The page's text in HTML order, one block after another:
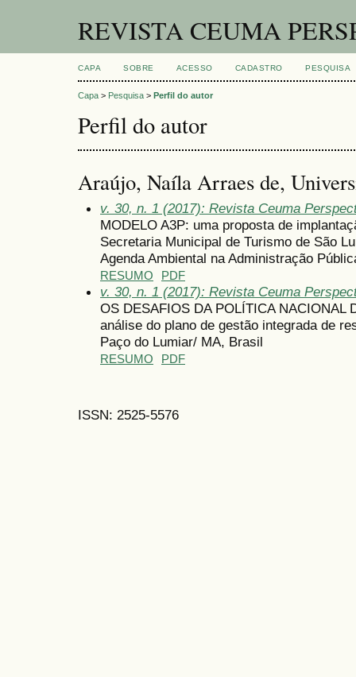
REVISTA CEUMA
CAPA SOBRE ACESSO CADASTRO PESQUISA
Capa > Pesquisa > Perfil do autor
Perfil do autor
Araújo, Naíla Arraes de,
v. 30, n. 1 (2017): Revista Ceuma
MODELO A3P: uma proposta de
Secretaria Municipal de Turismo de São
Agenda Ambiental na Administração
RESUMO PDF
v. 30, n. 1 (2017): Revista Ceuma
OS DESAFIOS DA POLÍTICA NACIONAL
análise do plano de gestão integrada de
Paço do Lumiar/ MA, Brasil
RESUMO PDF
ISSN: 2525-5576